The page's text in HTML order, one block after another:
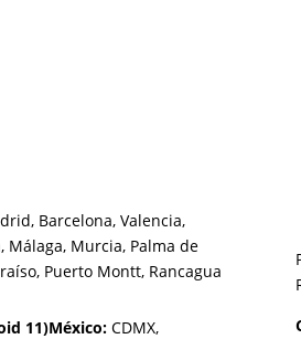
Barcelona, Valencia,
Málaga, Murcia, Palma de
Puerto Montt, Rancagua
México: CDMX,